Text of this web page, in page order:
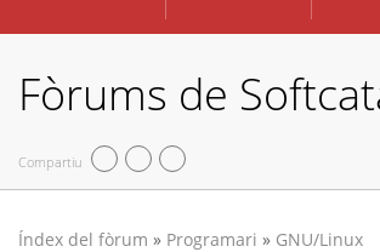
Fòrums de
Compartiu
Índex del fòrum » Programari » GNU/Linux